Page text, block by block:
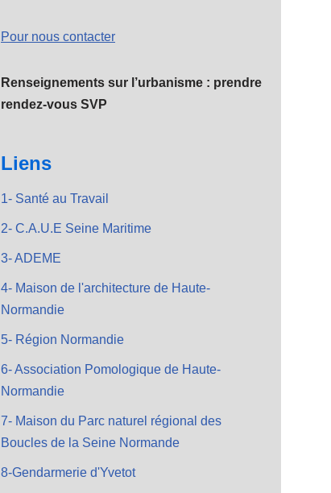
Pour nous contacter
Renseignements sur l’urbanisme : prendre
rendez-vous SVP
Liens
1- Santé au Travail
2- C.A.U.E Seine Maritime
3- ADEME
4- Maison de l'architecture de Haute-
Normandie
5- Région Normandie
6- Association Pomologique de Haute-
Normandie
7- Maison du Parc naturel régional des
Boucles de la Seine Normande
8-Gendarmerie d'Yvetot